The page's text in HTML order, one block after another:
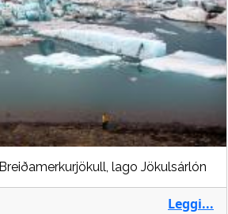
lago Jökulsárlón
Leggi...